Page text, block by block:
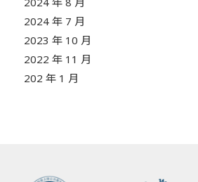
2024 年 7 月
2023 年 10 月
2022 年 11 月
202 年 1 月